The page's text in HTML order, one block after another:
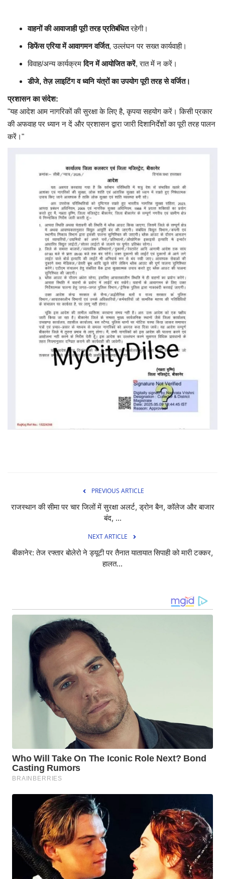
वाहनों की आवाजाही पूरी तरह प्रतिबंधितरहेगी।
डिफेंस एरिया में आवागमन वर्जित, उल्लंघन पर सख्त कार्यवाही।
विवाह/अन्य कार्यक्रमदिन में आयोजित करें, रात में न करें।
डीजे, तेज़ लाइटिंग व ध्वनि यंत्रों का उपयोग पूरी तरह से वर्जित।
प्रशासन का संदेश:
"यह आदेश आम नागरिकों की सुरक्षा के लिए है, कृपया सहयोग करें। किसी प्रकार
की अफवाह पर ध्यान न दें और प्रशासन द्वारा जारी दिशानिर्देशों का पूरी तरह पालन
करें।"
PREVIOUS ARTICLE
राजस्थान की सीमा पर चार जिलों में सुरक्षा अलर्ट, ड्रोन बैन, कॉलेज और बाजार
बंद, ...
NEXT ARTICLE
बीकानेर: तेज रफ्तार बोलेरो ने ड्यूटी पर तैनात यातायात सिपाही को मारी टक्कर,
हालत...